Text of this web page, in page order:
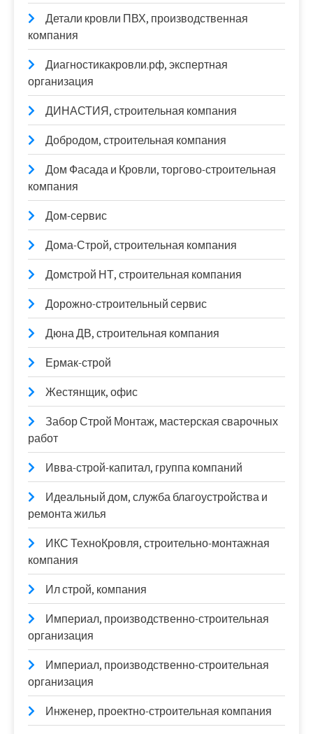
Детали кровли ПВХ, производственная
компания
Диагностикакровли.рф, экспертная
организация
ДИНАСТИЯ, строительная компания
Добродом, строительная компания
Дом Фасада и Кровли, торгово-строительная
компания
Дом-сервис
Дома-Строй, строительная компания
Домстрой НТ, строительная компания
Дорожно-строительный сервис
Дюна ДВ, строительная компания
Ермак-строй
Жестянщик, офис
Забор Строй Монтаж, мастерская сварочных
работ
Ивва-строй-капитал, группа компаний
Идеальный дом, служба благоустройства и
ремонта жилья
ИКС ТехноКровля, строительно-монтажная
компания
Ил строй, компания
Империал, производственно-строительная
организация
Империал, производственно-строительная
организация
Инженер, проектно-строительная компания